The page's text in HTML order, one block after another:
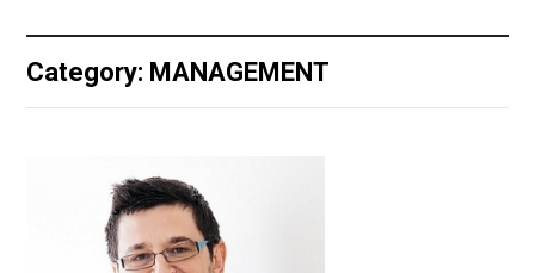
Category: MANAGEMENT